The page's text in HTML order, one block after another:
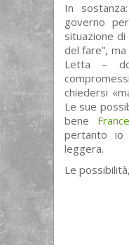
In
governo
situazione di
del fare”,
Letta –
chiedersi
Le sue
bene
pertanto io
leggera.
Le